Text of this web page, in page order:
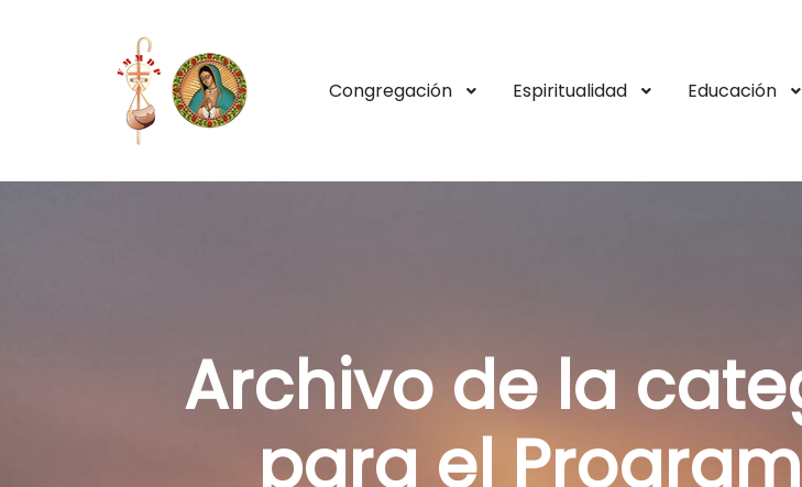
Congregación Espiritualidad Educación
Archivo de la
para el